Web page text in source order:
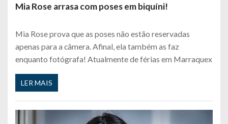
Mia Rose arrasa com poses em biquíni!
Mia Rose prova que as poses não estão reservadas
apenas para a câmera. Afinal, ela também as faz
enquanto fotógrafa! Atualmente de férias em Marraquex
LER MAIS